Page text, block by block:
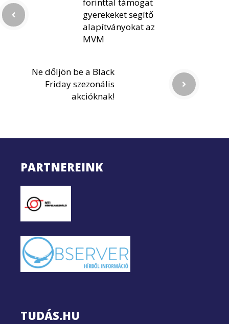
gyerekeket segítő
alapítványokat az
MVM
Ne dőljön be a Black
Friday szezonális
akcióknak!
PARTNEREINK
TUDÁS.HU